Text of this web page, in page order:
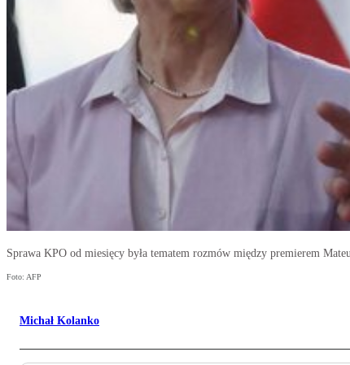
Sprawa KPO od miesięcy była tematem rozmów między premierem
Foto: AFP
Michał Kolanko